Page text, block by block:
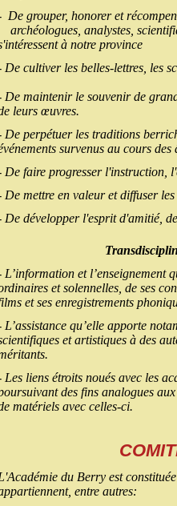
De grouper, honorer et
archéologues, analystes,
à notre province
De cultiver les belles-lettres, les
De maintenir le souvenir de
leurs œuvres.
De perpétuer les traditions
survenus au cours
De faire progresser l'instruction,
De mettre en valeur et diffuser
De développer l'esprit d'amitié,
L’information et l’enseignement
et solennelles, de ses
et ses enregistrements
L’assistance qu’elle apporte
et artistiques à des
Les liens étroits noués avec les
des fins analogues
matériels avec celles-ci.
du Berry est
entre autres: